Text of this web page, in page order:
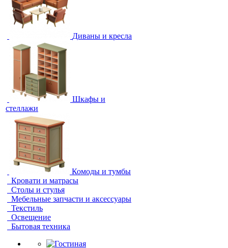
Диваны и кресла
Шкафы и
стеллажи
Комоды и тумбы
Кровати и матрасы
Столы и стулья
Мебельные запчасти и аксессуары
Текстиль
Освещение
Бытовая техника